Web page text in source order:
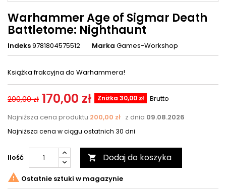
Warhammer Age of Sigmar Death
Battletome: Nighthaunt
Indeks9781804575512 Marka Games-Workshop
Książka frakcyjna do Warhammera!
200,00 zł 170,00 zł Zniżka 30,00 zł
Brutto
Najniższa cena produktu 200,00 zł z dnia 09.08.2026
Najniższa cena w ciągu ostatnich 30 dni
Ilość  Dodaj do koszyka
 Ostatnie sztuki w magazynie